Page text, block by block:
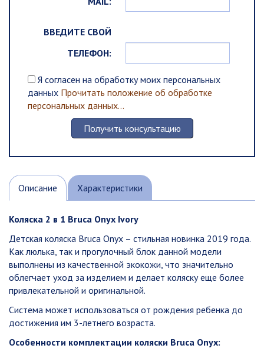
ВВЕДИТЕ СВОЙ
ТЕЛЕФОН:
Я согласен на обработку моих персональных
данных Прочитать положение об обработке
персональных данных...
Описание Характеристики
Коляска 2 в 1 Bruca Onyx Ivory
Детская коляска Bruca Onyx – стильная новинка 2019 года.
Как люлька, так и прогулочный блок данной модели
выполнены из качественной экокожи, что значительно
облегчает уход за изделием и делает коляску еще более
привлекательной и оригинальной.
Система может использоваться от рождения ребенка до
достижения им 3-летнего возраста.
Особенности комплектации коляски Bruca Onyx: